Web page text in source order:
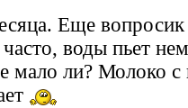
Еще
воды пьет
мало ли? Молоко с